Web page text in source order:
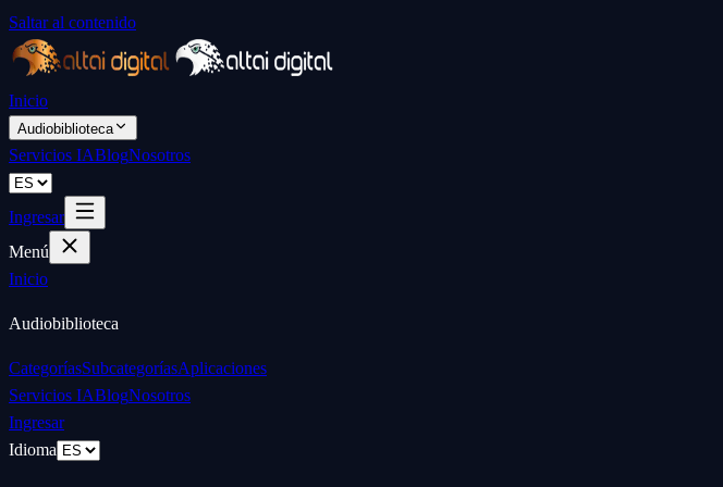
Saltar al contenido
Inicio
Audiobiblioteca
Servicios IABlogNosotros
Ingresar
Menú
Inicio
Audiobiblioteca
CategoríasSubcategoríasAplicaciones
Servicios IABlogNosotros
Ingresar
Idioma